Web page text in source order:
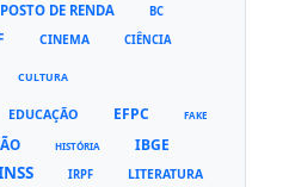
DE RENDA BC
CINEMA CIÊNCIA
CULTURA
EDUCAÇÃO EFPC FAKE
HISTÓRIA IBGE
IRPF LITERATURA